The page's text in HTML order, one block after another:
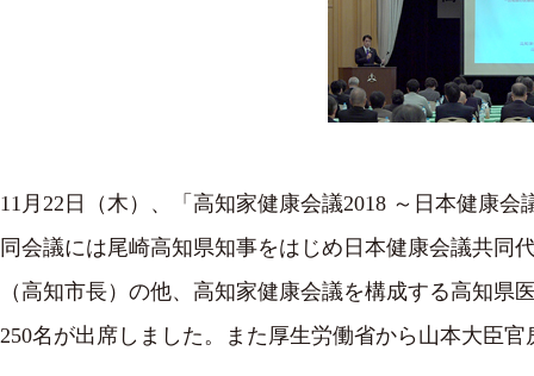
11月22日（木）、「高知家健康会議2018 ～日本健康
同会議には尾崎高知県知事をはじめ日本健康会議共
（高知市長）の他、高知家健康会議を構成する高知
250名が出席しました。また厚生労働省から山本大臣